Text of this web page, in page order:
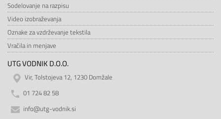
Sodelovanje na razpisu
Video izobraževanja
Oznake za vzdrževanje tekstila
Vračila in menjave
UTG VODNIK D.O.O.
Vir, Tolstojeva 12, 1230 Domžale
01 724 82 58
info@utg-vodnik.si